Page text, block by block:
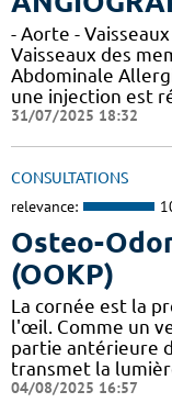
- Aorte -
Vaisseaux des
Abdominale
une injection est
31/07/2025 18:32
CONSULTATIONS
relevance:
Osteo-
(OOKP)
La cornée est la
l'œil. Comme un
partie antérieure
transmet la
04/08/2025 16:57